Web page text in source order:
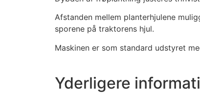
Afstanden mellem planterhjulene
sporene på traktorens hjul.
Maskinen er som standard udstyret
Yderligere